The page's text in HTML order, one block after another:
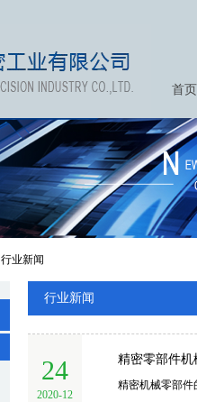
首页
行业新闻
行业新闻
24
2020-12
精密零部件
精密机械零部件